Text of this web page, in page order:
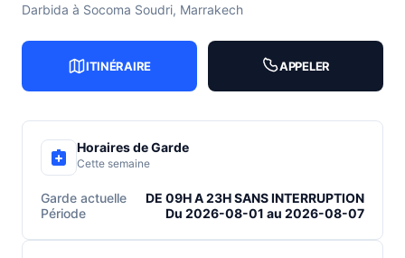
Darbida à Socoma Soudri, Marrakech
ITINÉRAIRE APPELER
Horaires de Garde
Cette semaine
Garde actuelle
DE 09H A 23H SANS INTERRUPTION
Période
Du 2026-08-01 au 2026-08-07